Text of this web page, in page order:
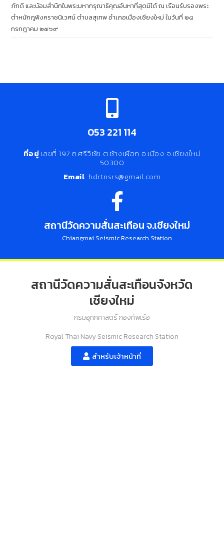
ภักดี และน้อมสำนึกในพระมหากรุณาธิคุณอันหาที่สุดมิได้ ณ เรือนรับรองพระ
ตำหนักภูพิงคราชนิเวศน์ ตำบลสุเทพ อำเภอเมืองเชียงใหม่ ในวันที่ ๒๘
กรกฎาคม ๒๕๖๙
053 221 114
ที่อยู่ เลขที่ 197 ถ.ศรีวิชัย ต.ช้างเผือก อ.เมือง จ.เชียงใหม่
50300
Email hdrtnsrs@gmail.com
สถานีวัดความสั่นสะเทือน จ.เชียงใหม่
Chiangmai Seismic Research Station
สถานีวัดความสั่นสะเทือนจังหวัด
เชียงใหม่
กรมอุทกศาสตร์ กองทัพเรือ
Royal Thai Navy Seismic Research Station
สำหรับเจ้าหน้าที่